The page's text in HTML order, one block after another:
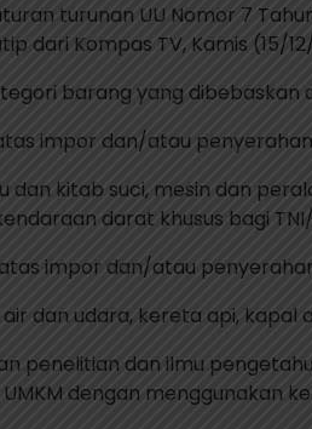
turunan UU Nomor 7
dari Kompas TV, Kamis (15/
barang yang dibebaskan
impor dan/atau
dan kitab suci, mesin dan
darat khusus bagi
impor dan/atau
dan udara, kereta api,
penelitian dan ilmu
dengan menggunakan